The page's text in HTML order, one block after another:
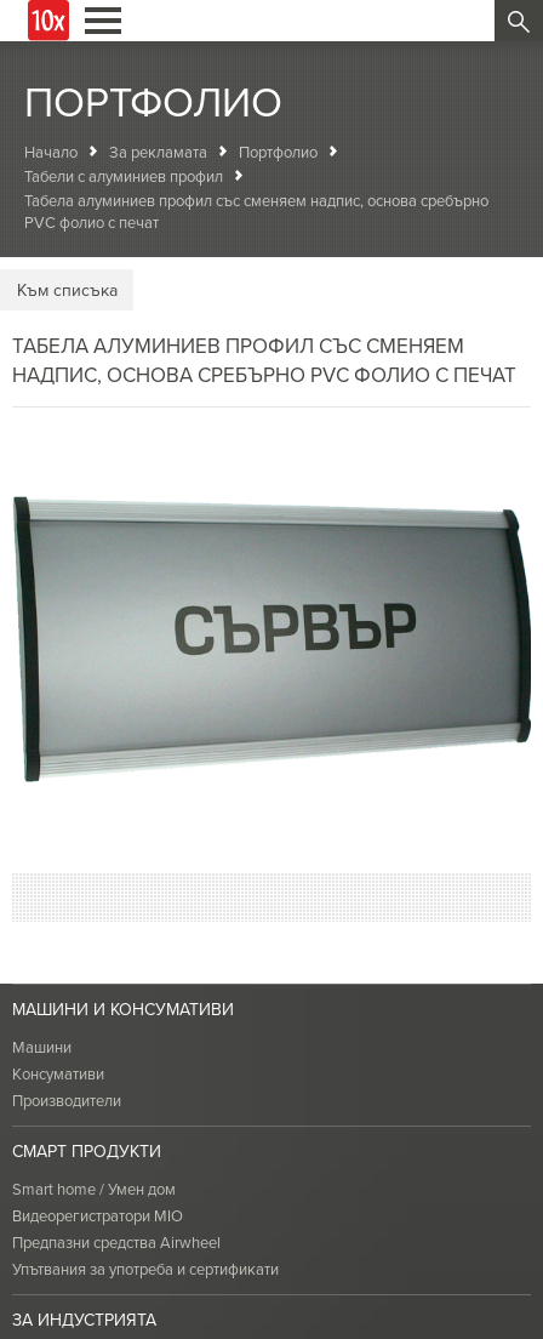
ПОРТФОЛИО
Начало За рекламата
Портфолио
Табели с алуминиев профил
Табела алуминиев профил със сменяем надпис, основа сребърно
PVC фолио с печат
Kъм списъка
ТАБЕЛА АЛУМИНИЕВ ПРОФИЛ СЪС СМЕНЯЕМ
НАДПИС, ОСНОВА СРЕБЪРНО PVC ФОЛИО С ПЕЧАТ
МАШИНИ И КОНСУМАТИВИ
Машини
Консумативи
Производители
СМАРТ ПРОДУКТИ
Smart home / Умен дом
Видеорегистратори MIO
Предпазни средства Airwheel
Упътвания за употреба и сертификати
ЗА ИНДУСТРИЯТА